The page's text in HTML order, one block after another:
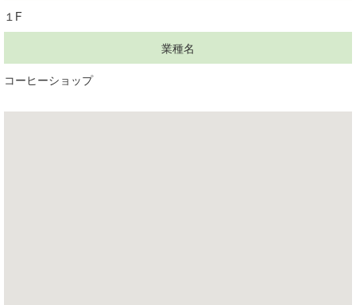
１F
業種名
コーヒーショップ